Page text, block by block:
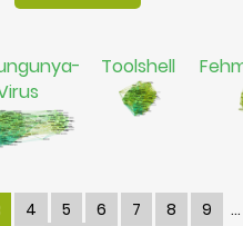
Toolshell
4 5 6 7 8
9